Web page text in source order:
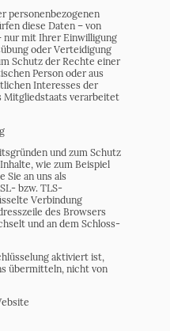
personenbezogenen
diese Daten – von
nur mit Ihrer Einwilligung
oder Verteidigung
Schutz der Rechte einer
Person oder aus
Interesses der
Mitgliedstaats verarbeitet
und zum Schutz
wie zum Beispiel
Sie an uns als
bzw. TLS-
Verbindung
des Browsers
und an dem Schloss-
aktiviert ist,
übermitteln, nicht von